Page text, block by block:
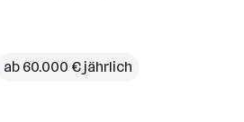
ab 60.000 € jährlich